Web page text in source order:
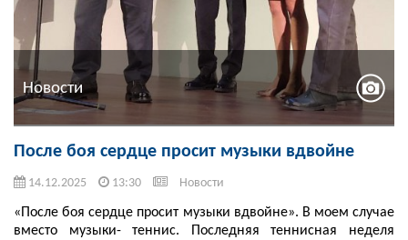
Новости
После боя сердце просит музыки вдвойне
14.12.2025 13:30 Новости
«После боя сердце просит музыки вдвойне». В моем случае
вместо музыки- теннис. Последняя теннисная неделя